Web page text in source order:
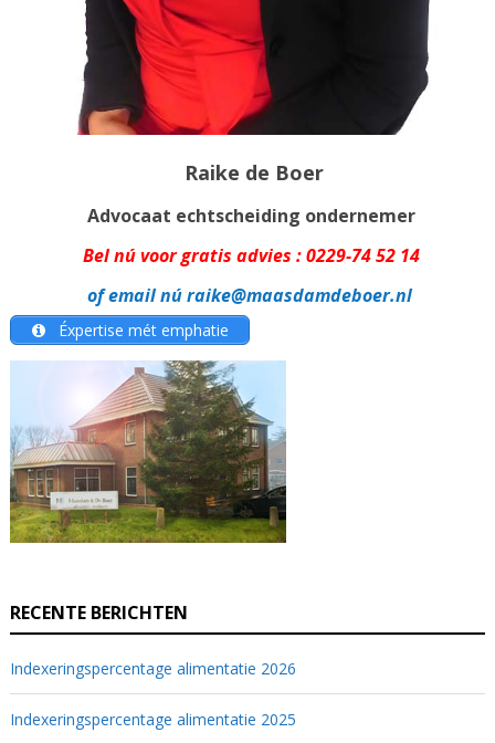
Raike de Boer
Advocaat echtscheiding ondernemer
Bel nú voor gratis advies :0229-74 52 14
of email núraike@maasdamdeboer.nl
Éxpertise mét emphatie
RECENTE BERICHTEN
Indexeringspercentage alimentatie 2026
Indexeringspercentage alimentatie 2025